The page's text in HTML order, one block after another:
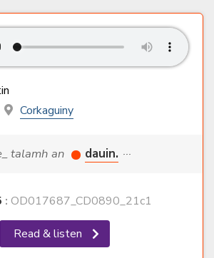
Corkaguiny
talamh an dauin. ···
: OD017687_CD0890_21c1
Read & listen